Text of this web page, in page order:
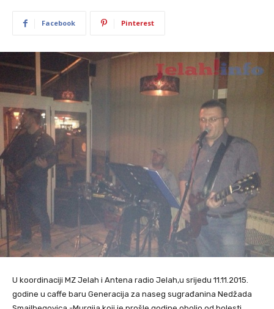
Facebook Pinterest
U koordinaciji MZ Jelah i Antena radio Jelah,u srijedu 11.11.2015.
godine u caffe baru Generacija za naseg sugrađanina Nedžada